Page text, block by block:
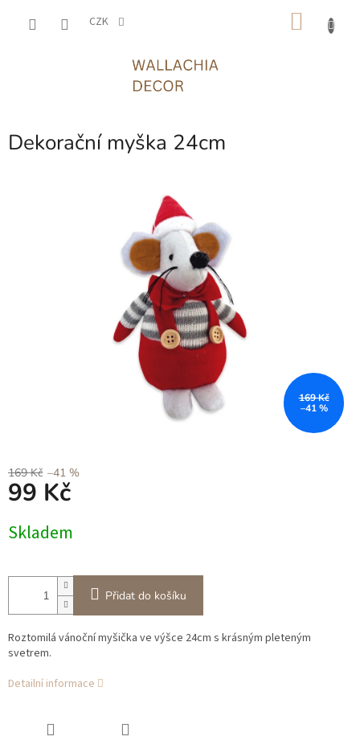
CZK
Dekorační myška 24cm
169 Kč
–41 %
169 Kč –41 %
99 Kč
cena:
Skladem
Přidat do košíku
Roztomilá vánoční myšička ve výšce 24cm s krásným pleteným
svetrem.
Detailní informace